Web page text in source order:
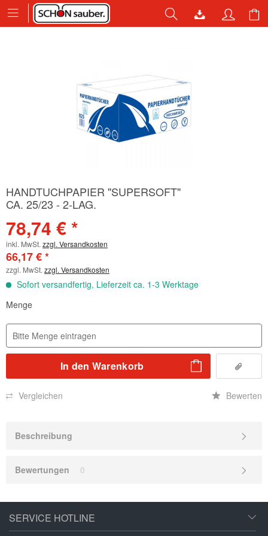
HANDTUCHPAPIER "SUPERSOFT"
CA. 25/23 - 2-LAG.
78,74 € *
inkl. MwSt. zzgl. Versandkosten
66,17 € *
zzgl. MwSt. zzgl. Versandkosten
Sofort versandfertig, Lieferzeit ca. 1-3 Werktage
Menge
In den Warenkorb
Vergleichen Bewerten
Beschreibung
Bewertungen 0
SERVICE HOTLINE